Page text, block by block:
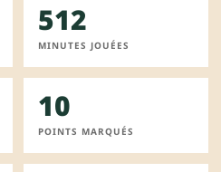
512
MINUTES JOUÉES
10
POINTS MARQUÉS